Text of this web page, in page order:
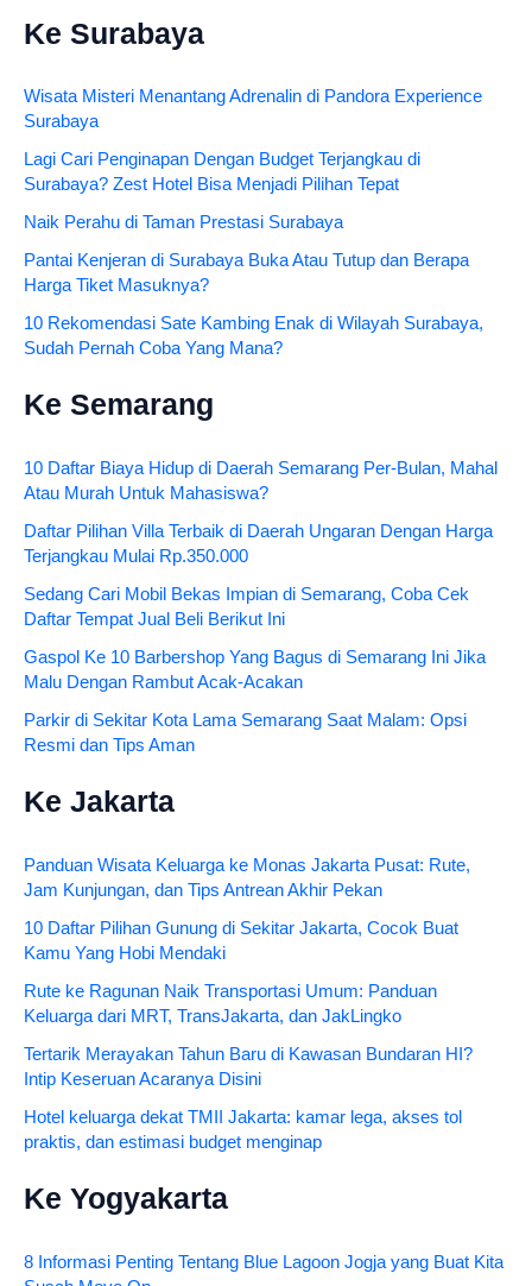
Ke Surabaya
Wisata Misteri Menantang Adrenalin di Pandora Experience
Surabaya
Lagi Cari Penginapan Dengan Budget Terjangkau di
Surabaya? Zest Hotel Bisa Menjadi Pilihan Tepat
Naik Perahu di Taman Prestasi Surabaya
Pantai Kenjeran di Surabaya Buka Atau Tutup dan Berapa
Harga Tiket Masuknya?
10 Rekomendasi Sate Kambing Enak di Wilayah Surabaya,
Sudah Pernah Coba Yang Mana?
Ke Semarang
10 Daftar Biaya Hidup di Daerah Semarang Per-Bulan, Mahal
Atau Murah Untuk Mahasiswa?
Daftar Pilihan Villa Terbaik di Daerah Ungaran Dengan Harga
Terjangkau Mulai Rp.350.000
Sedang Cari Mobil Bekas Impian di Semarang, Coba Cek
Daftar Tempat Jual Beli Berikut Ini
Gaspol Ke 10 Barbershop Yang Bagus di Semarang Ini Jika
Malu Dengan Rambut Acak-Acakan
Parkir di Sekitar Kota Lama Semarang Saat Malam: Opsi
Resmi dan Tips Aman
Ke Jakarta
Panduan Wisata Keluarga ke Monas Jakarta Pusat: Rute,
Jam Kunjungan, dan Tips Antrean Akhir Pekan
10 Daftar Pilihan Gunung di Sekitar Jakarta, Cocok Buat
Kamu Yang Hobi Mendaki
Rute ke Ragunan Naik Transportasi Umum: Panduan
Keluarga dari MRT, TransJakarta, dan JakLingko
Tertarik Merayakan Tahun Baru di Kawasan Bundaran HI?
Intip Keseruan Acaranya Disini
Hotel keluarga dekat TMII Jakarta: kamar lega, akses tol
praktis, dan estimasi budget menginap
Ke Yogyakarta
8 Informasi Penting Tentang Blue Lagoon Jogja yang Buat Kita